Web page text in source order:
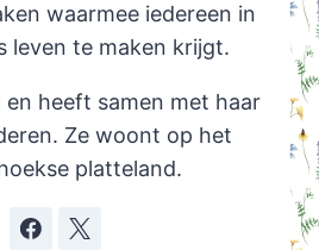
waarmee iedereen in
leven te maken krijgt.
en heeft samen met haar
Ze woont op het
platteland.